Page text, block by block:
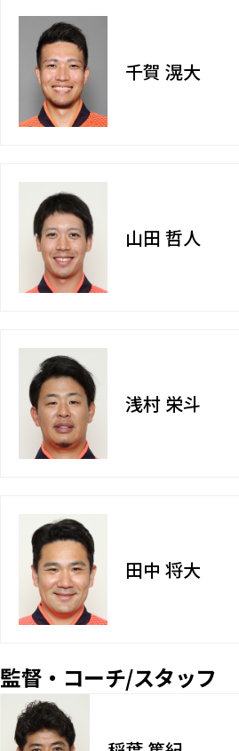
千賀 滉大
山田 哲人
浅村 栄斗
田中 将大
監督・コーチ/スタッフ